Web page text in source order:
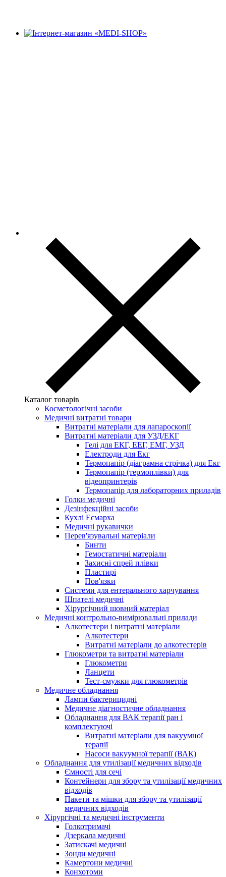
Каталог товарів
Косметологічні засоби
Медичні витратні товари
Витратні матеріали для лапароскопії
Витратні матеріали для УЗД/ЕКГ
Гелі для ЕКГ, ЕЕГ, ЕМГ, УЗД
Електроди для Екг
Термопапір (діаграмна стрічка) для Екг
Термопапір (термоплівки) для
відеопринтерів
Термопапір для лабораторних приладів
Голки медичні
Дезінфекційні засоби
Кухлі Есмарха
Медичні рукавички
Перев'язувальні матеріали
Бинти
Гемостатичні матеріали
Захисні спрей плівки
Пластирі
Пов'язки
Системи для ентерального харчування
Шпателі медичні
Хірургічний шовний матеріал
Медичні контрольно-вимірювальні прилади
Алкотестери і витратні матеріали
Алкотестери
Витратні матеріали до алкотестерів
Глюкометри та витратні матеріали
Глюкометри
Ланцети
Тест-смужки для глюкометрів
Медичне обладнання
Лампи бактерицидні
Медичне діагностичне обладнання
Обладнання для ВАК терапії ран і
комплектуючі
Витратні матеріали для вакуумної
терапії
Насоси вакуумної терапії (ВАК)
Обладнання для утилізації медичних відходів
Ємності для сечі
Контейнери для збору та утилізації медичних
відходів
Пакети та мішки для збору та утилізації
медичних відходів
Хірургічні та медичні інструменти
Голкотримачі
Дзеркала медичні
Затискачі медичні
Зонди медичні
Камертони медичні
Конхотоми